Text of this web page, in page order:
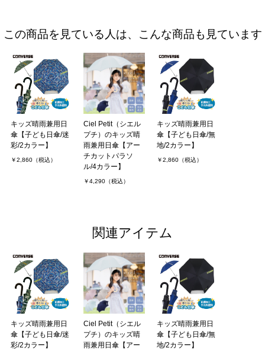
この商品を見ている人は、こんな商品も見ています
キッズ晴雨兼用日
傘【子ども日傘/迷
彩/2カラー】
￥2,860（税込）
Ciel Petit（シエル
プチ）のキッズ晴
雨兼用日傘【アー
チカットパラソ
ル/4カラー】
￥4,290（税込）
キッズ晴雨兼用日
傘【子ども日傘/無
地/2カラー】
￥2,860（税込）
関連アイテム
キッズ晴雨兼用日
傘【子ども日傘/迷
彩/2カラー】
Ciel Petit（シエル
プチ）のキッズ晴
雨兼用日傘【アー
キッズ晴雨兼用日
傘【子ども日傘/無
地/2カラー】